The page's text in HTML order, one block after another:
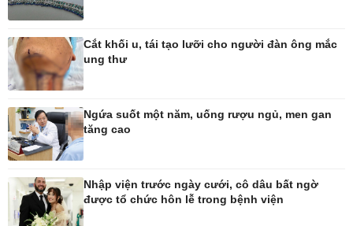
Ô tô - Xe máy
Xe máy
Tư vấn
Doanh nghiệp 24h
Công nghệ
Sành điệu
Tin Công nghệ
Trải nghiệm
Dinh dưỡng - món ngon
Cây thuốc
Cắt khối u, tái tạo lưỡi cho người đàn ông mắc
ung thư
Ngứa suốt một năm, uống rượu ngủ, men gan
tăng cao
Nhập viện trước ngày cưới, cô dâu bất ngờ
được tổ chức hôn lễ trong bệnh viện